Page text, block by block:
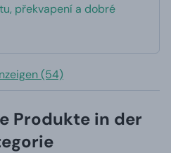
překvapení a dobré
(54)
Produkte in der